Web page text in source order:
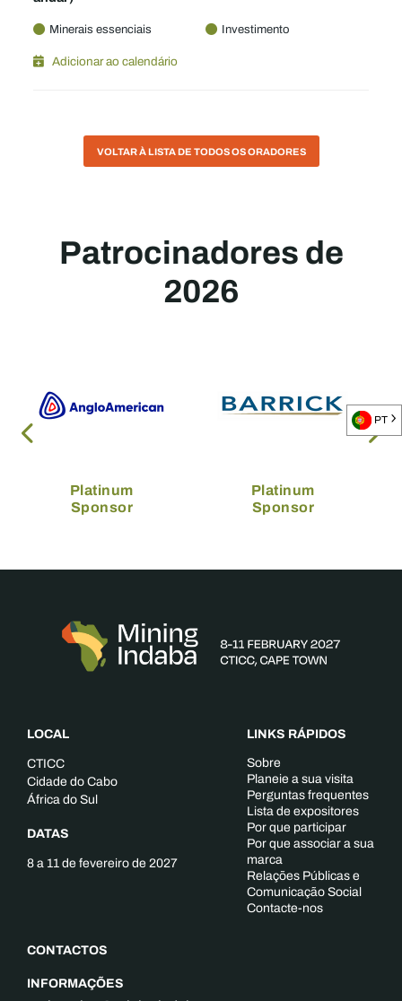
Minerais essenciais Investimento
Adicionar ao calendário
VOLTAR À LISTA DE TODOS OS ORADORES
Patrocinadores de
2026
Platinum
Sponsor
Platinum
Sponsor
LOCAL
CTICC
Cidade do Cabo
África do Sul
DATAS
8 a 11 de fevereiro de 2027
CONTACTOS
INFORMAÇÕES
LINKS RÁPIDOS
Sobre
Planeie a sua visita
Perguntas frequentes
Lista de expositores
Por que participar
Por que associar a sua
marca
Relações Públicas e
Comunicação Social
Contacte-nos
PT